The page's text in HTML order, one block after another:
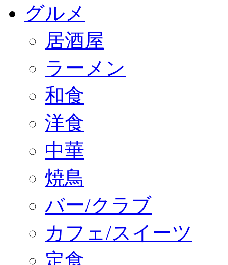
グルメ
居酒屋
ラーメン
和食
洋食
中華
焼鳥
バー/クラブ
カフェ/スイーツ
定食